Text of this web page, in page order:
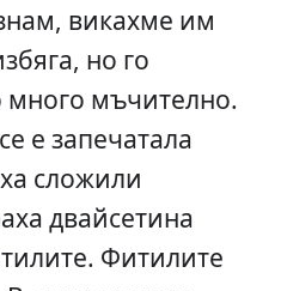
викахме им
но го
много мъчително.
е запечатала
сложили
двайсетина
Фитилите